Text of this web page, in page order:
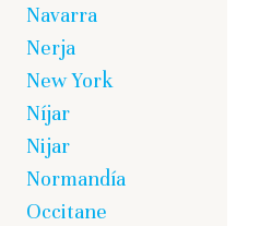
Navarra
Nerja
New York
Níjar
Nijar
Normandía
Occitane